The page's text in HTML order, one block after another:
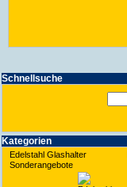
Schnell­suche
Kate­gorien
Edelstahl Glashalter
Sonderangebote